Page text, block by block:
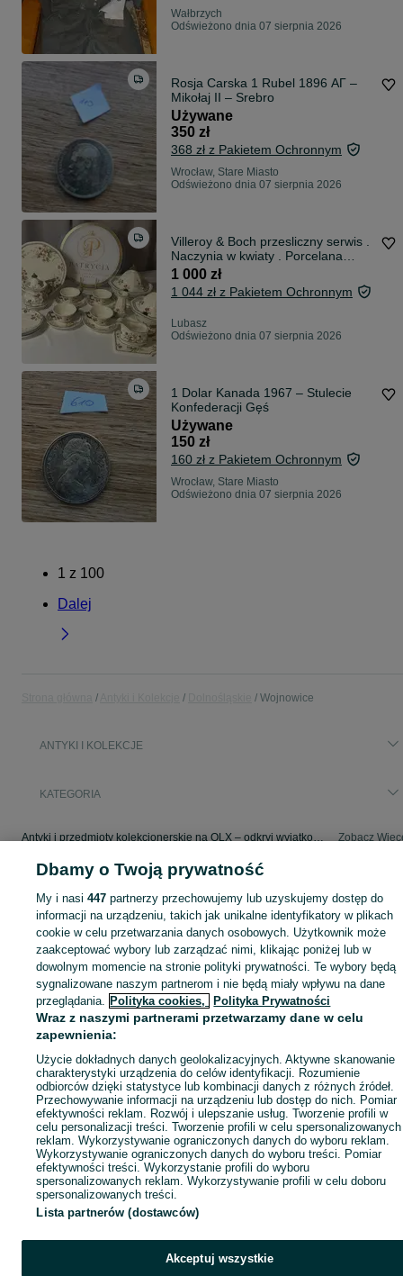
Wałbrzych
Odświeżono dnia 07 sierpnia 2026
Rosja Carska 1 Rubel 1896 АГ –
Mikołaj II – Srebro
Używane
350 zł
368 zł z Pakietem Ochronnym
Wrocław, Stare Miasto
Odświeżono dnia 07 sierpnia 2026
Villeroy & Boch przesliczny serwis .
Naczynia w kwiaty . Porcelana
Villeroy & Boch . Duza waza do
zupy. Piekna sosjerka . Duzy talerz
do ciasta .
1 000 zł
1 044 zł z Pakietem Ochronnym
Lubasz
Odświeżono dnia 07 sierpnia 2026
1 Dolar Kanada 1967 – Stulecie
Konfederacji Gęś
Używane
150 zł
160 zł z Pakietem Ochronnym
Wrocław, Stare Miasto
Odświeżono dnia 07 sierpnia 2026
1 z 100
Dalej
Wojnowice
ANTYKI I KOLEKCJE
KATEGORIA
Antyki i przedmioty kolekcjonerskie na OLX – odkryj wyjątkowe oferty antyków i rzadkich przedmiotów. Sprawdź unikalne kolekcje! Wojnowice i okolice. Zobacz
Mapa kategorii
Mapa miejscowości
Mapa ministron
Popularne wyszukiwania
Dbamy o Twoją prywatność
My i nasi447 partnerzy przechowujemy lub uzyskujemy dostęp do
informacji na urządzeniu, takich jak unikalne identyfikatory w plikach
cookie w celu przetwarzania danych osobowych. Użytkownik może
zaakceptować wybory lub zarządzać nimi, klikając poniżej lub w
dowolnym momencie na stronie polityki prywatności. Te wybory będą
sygnalizowane naszym partnerom i nie będą miały wpływu na dane
przeglądania. Polityka cookies, Polityka Prywatności
Wraz z naszymi partnerami przetwarzamy dane w celu
zapewnienia:
Użycie dokładnych danych geolokalizacyjnych. Aktywne skanowanie
charakterystyki urządzenia do celów identyfikacji. Rozumienie
odbiorców dzięki statystyce lub kombinacji danych z różnych źródeł.
Przechowywanie informacji na urządzeniu lub dostęp do nich. Pomiar
efektywności reklam. Rozwój i ulepszanie usług. Tworzenie profili w
celu personalizacji treści. Tworzenie profili w celu spersonalizowanych
reklam. Wykorzystywanie ograniczonych danych do wyboru reklam.
Wykorzystywanie ograniczonych danych do wyboru treści. Pomiar
efektywności treści. Wykorzystanie profili do wyboru
spersonalizowanych reklam. Wykorzystywanie profili w celu doboru
spersonalizowanych treści.
Lista partnerów (dostawców)
Akceptuj wszystkie